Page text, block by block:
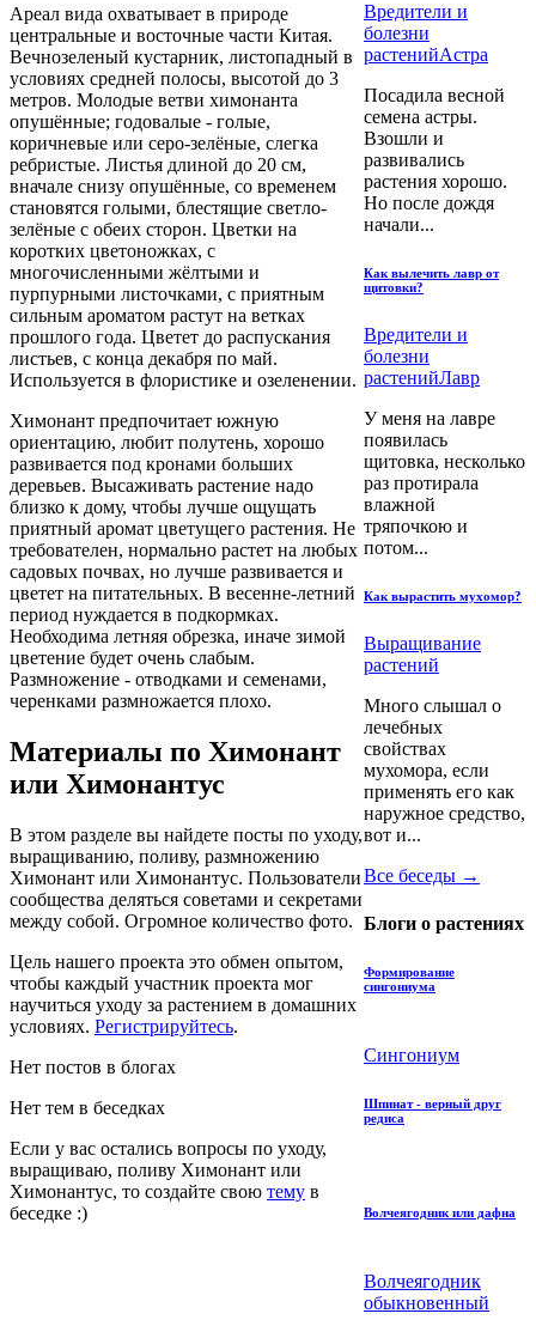
Ареал вида охватывает в природе
центральные и восточные части Китая.
Вечнозеленый кустарник, листопадный в
условиях средней полосы, высотой до 3
метров. Молодые ветви химонанта
опушённые; годовалые - голые,
коричневые или серо-зелёные, слегка
ребристые. Листья длиной до 20 см,
вначале снизу опушённые, со временем
становятся голыми, блестящие светло-
зелёные с обеих сторон. Цветки на
коротких цветоножках, с
многочисленными жёлтыми и
пурпурными листочками, с приятным
сильным ароматом растут на ветках
прошлого года. Цветет до распускания
листьев, с конца декабря по май.
Используется в флористике и озеленении.
Химонант предпочитает южную
ориентацию, любит полутень, хорошо
развивается под кронами больших
деревьев. Высаживать растение надо
близко к дому, чтобы лучше ощущать
приятный аромат цветущего растения. Не
требователен, нормально растет на любых
садовых почвах, но лучше развивается и
цветет на питательных. В весенне-летний
период нуждается в подкормках.
Необходима летняя обрезка, иначе зимой
цветение будет очень слабым.
Размножение - отводками и семенами,
черенками размножается плохо.
Материалы по Химонант
или Химонантус
В этом разделе вы найдете посты по уходу,
выращиванию, поливу, размножению
Химонант или Химонантус. Пользователи
сообщества деляться советами и секретами
между собой. Огромное количество фото.
Цель нашего проекта это обмен опытом,
чтобы каждый участник проекта мог
научиться уходу за растением в домашних
условиях. Регистрируйтесь.
Нет постов в блогах
Нет тем в беседках
Если у вас остались вопросы по уходу,
выращиваю, поливу Химонант или
Химонантус, то создайте свою тему в
беседке :)
Вредители и
болезни
растенийАстра
Посадила весной
семена астры.
Взошли и
развивались
растения хорошо.
Но после дождя
начали...
Как вылечить лавр от
щитовки?
Вредители и
болезни
растенийЛавр
У меня на лавре
появилась
щитовка, несколько
раз протирала
влажной
тряпочкою и
потом...
Как вырастить мухомор?
Выращивание
растений
Много слышал о
лечебных
свойствах
мухомора, если
применять его как
наружное средство,
вот и...
Все беседы →
Блоги о растениях
Формирование
сингониума
Сингониум
Шпинат - верный друг
редиса
Волчеягодник или дафна
Волчеягодник
обыкновенный